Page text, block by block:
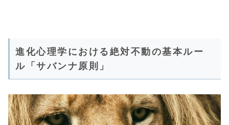
進化心理学における絶対不動の基本ルー
ル「サバンナ原則」